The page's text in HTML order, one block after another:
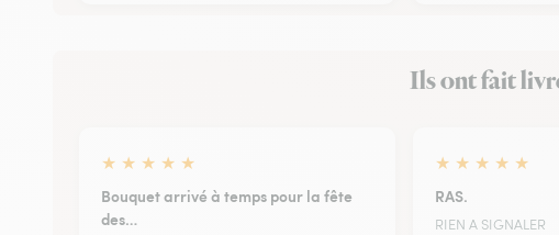
Ils ont fait
★ ★ ★ ★ ★
Bouquet arrivé à temps pour la fête
des…
★ ★ ★ ★ ★
RAS.
RIEN A SIGNALER